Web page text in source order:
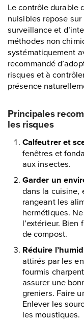
Le contrôle durable
nuisibles repose
surveillance et
méthodes non
systématiquement
recommandé
risques et à
présence
Principales
les risques
Calfeutrer et
fenêtres et
aux insectes.
Garder un
dans la cuisine,
rangeant les
hermétiques.
l’extérieur.
de compost.
Réduire
attirés par les
fourmis
assurer une
greniers. Faire
Enlever les
les moustiques.